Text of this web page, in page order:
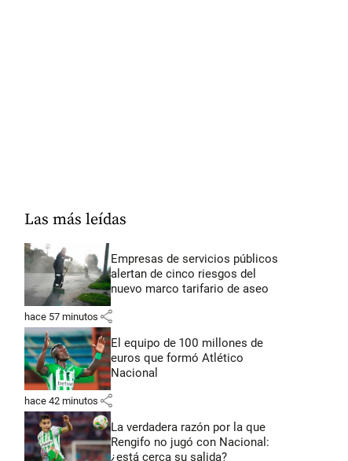
Las más leídas
Empresas de servicios públicos
alertan de cinco riesgos del
nuevo marco tarifario de aseo
hace 57 minutos share
El equipo de 100 millones de
euros que formó Atlético
Nacional
hace 42 minutos share
La verdadera razón por la que
Rengifo no jugó con Nacional:
¿está cerca su salida?